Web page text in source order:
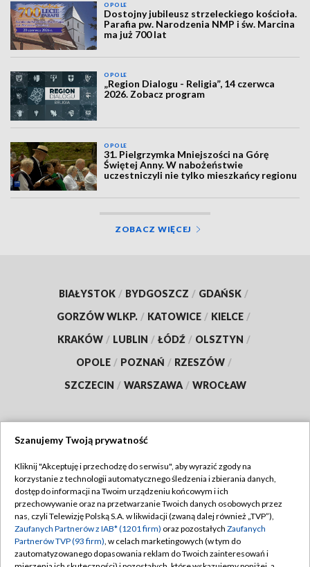
OPOLE
Dostojny jubileusz strzeleckiego kościoła.
Parafia pw. Narodzenia NMP i św. Marcina
ma już 700 lat
OPOLE
„Region Dialogu - Religia”, 14 czerwca
2026. Zobacz program
OPOLE
31. Pielgrzymka Mniejszości na Górę
Świętej Anny. W nabożeństwie
uczestniczyli nie tylko mieszkańcy regionu
ZOBACZ WIĘCEJ
BIAŁYSTOK / BYDGOSZCZ / GDAŃSK /
GORZÓW WLKP. / KATOWICE / KIELCE /
KRAKÓW / LUBLIN / ŁÓDŹ / OLSZTYN /
OPOLE / POZNAŃ / RZESZÓW /
SZCZECIN / WARSZAWA / WROCŁAW
TVP
Abonament TVP
Emisja w TVP
Centrum informacji TVP
Regulamin TVP
Polityka prywatności
Moje zgody
Szanujemy Twoją prywatność
Kliknij "Akceptuję i przechodzę do serwisu", aby wyrazić zgody na
korzystanie z technologii automatycznego śledzenia i zbierania danych,
dostęp do informacji na Twoim urządzeniu końcowym i ich
przechowywanie oraz na przetwarzanie Twoich danych osobowych przez
nas, czyli Telewizję Polską S.A. w likwidacji (zwaną dalej również „TVP”),
Zaufanych Partnerów z IAB* (1201 firm) oraz pozostałych Zaufanych
Partnerów TVP (93 firm), w celach marketingowych (w tym do
zautomatyzowanego dopasowania reklam do Twoich zainteresowań i